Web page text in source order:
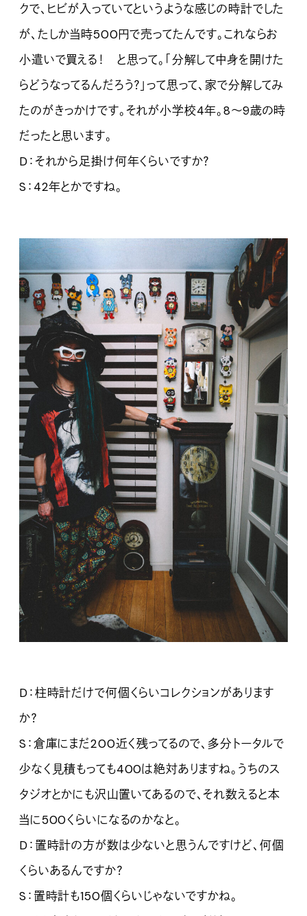
クで、ヒビが入っていてというような感じの時計でした
が、たしか当時500円で売ってたんです。これならお
小遣いで買える！ と思って。「分解して中身を開けた
らどうなってるんだろう？」って思って、家で分解してみ
たのがきっかけです。それが小学校4年。8〜9歳の時
だったと思います。
D：それから足掛け何年くらいですか？
S：42年とかですね。
D：柱時計だけで何個くらいコレクションがあります
か？
S：倉庫にまだ200近く残ってるので、多分トータルで
少なく見積もっても400は絶対ありますね。うちのス
タジオとかにも沢山置いてあるので、それ数えると本
当に500くらいになるのかなと。
D：置時計の方が数は少ないと思うんですけど、何個
くらいあるんですか？
S：置時計も150個くらいじゃないですかね。